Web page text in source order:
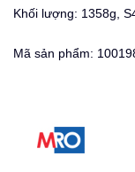
Khối lượng: 1358g,
Mã sản phẩm: